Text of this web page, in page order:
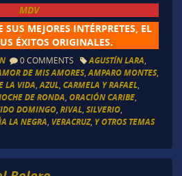
MDV
MEJORES INTÉRPRETES, EL
ÉXITOS ORIGINALES.
0 COMMENTS AGUSTÍN LARA
DE MIS AMORES, AMPARO MONTES,
LA VIDA AZUL, CARMELA Y RAFAEL,
DE RONDA ORACIÓN CARIBE,
DOMINGO, RIVAL, SILVERIO,
LA NEGRA VERACRUZ, Y OTROS TEMAS